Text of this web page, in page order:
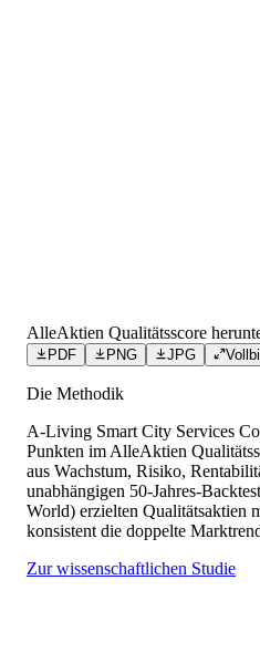
AlleAktien Qualitätsscore
PDF PNG JPG
Die Methodik
A-Living Smart City Services
Punkten im AlleAktien
aus Wachstum, Risiko,
unabhängigen 50-Jahres-
World) erzielten Qualitätsaktien
konsistent die doppelte
Zur wissenschaftlichen Studie